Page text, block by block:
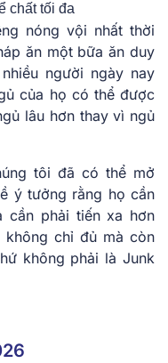
chất tối đa
nóng vội nhất thời
ăn một bữa ăn duy
người ngày nay
của họ có thể được
lâu hơn thay vì ngủ
tôi đã có thể mở
ý tưởng rằng họ cần
cần phải tiến xa hơn
không chỉ đủ mà còn
không phải là Junk